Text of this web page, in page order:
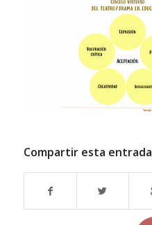
Compartir esta entrada